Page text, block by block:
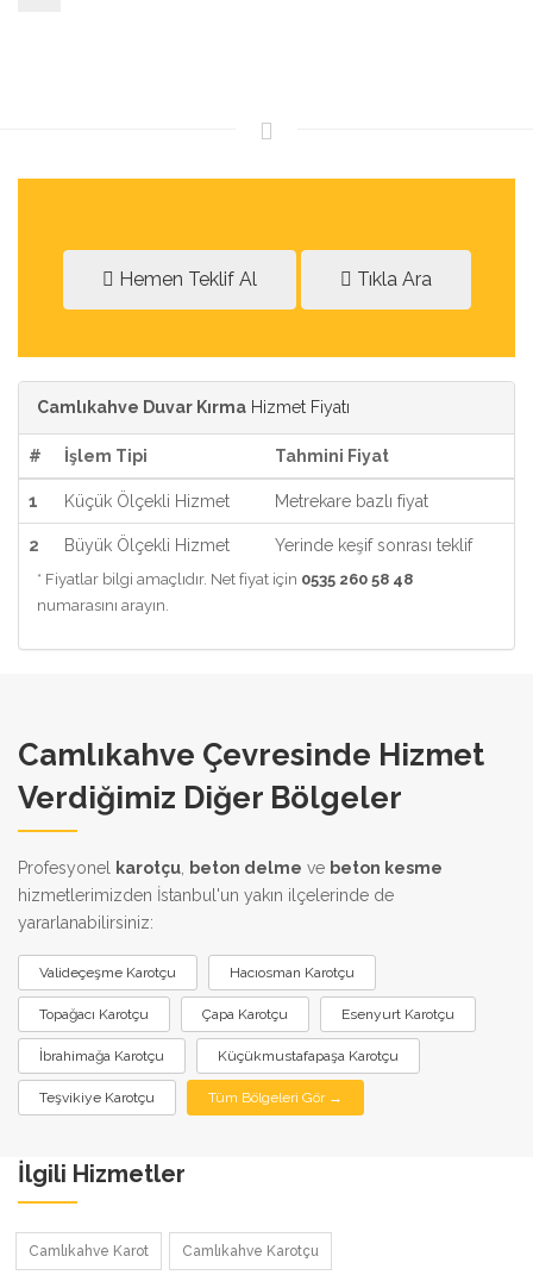
Hemen Teklif Al Tıkla Ara
Camlıkahve Duvar Kırma Hizmet Fiyatı
# İşlem Tipi Tahmini Fiyat
1 Küçük Ölçekli Hizmet Metrekare bazlı fiyat
2 Büyük Ölçekli Hizmet Yerinde keşif sonrası teklif
* Fiyatlar bilgi amaçlıdır. Net fiyat için 0535 260 58 48
numarasını arayın.
Camlıkahve Çevresinde Hizmet
Verdiğimiz Diğer Bölgeler
Profesyonel karotçu beton delme ve beton kesme
hizmetlerimizden İstanbul'un yakın ilçelerinde de
yararlanabilirsiniz:
Valideçeşme Karotçu Hacıosman Karotçu
Topağacı Karotçu Çapa Karotçu Esenyurt Karotçu
İbrahimağa Karotçu Küçükmustafapaşa Karotçu
Teşvikiye Karotçu Tüm Bölgeleri Gör →
İlgili Hizmetler
Camlıkahve Karot Camlıkahve Karotçu